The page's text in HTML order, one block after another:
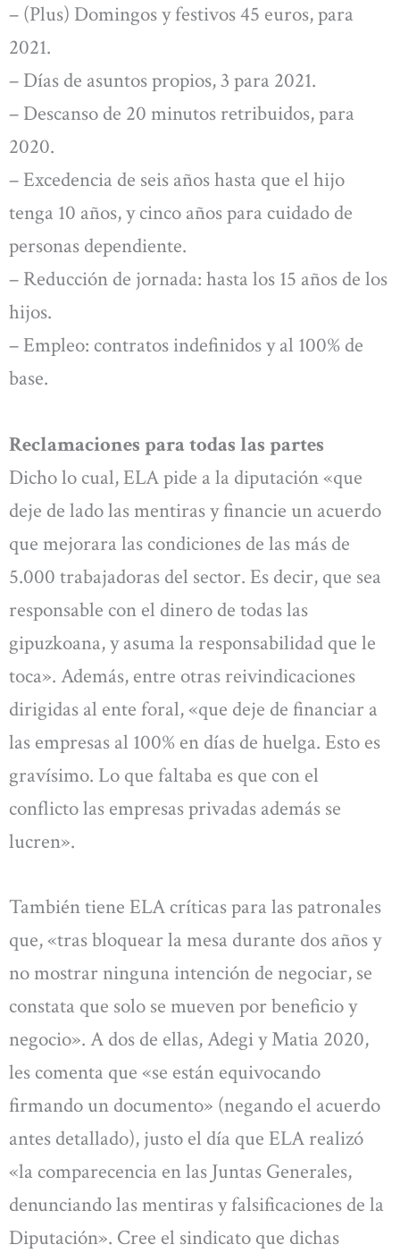
– (Plus) Domingos y festivos 45 euros, para
2021.
– Días de asuntos propios, 3 para 2021.
– Descanso de 20 minutos retribuidos, para
2020.
– Excedencia de seis años hasta que el hijo
tenga 10 años, y cinco años para cuidado de
personas dependiente.
– Reducción de jornada: hasta los 15 años de los
hijos.
– Empleo: contratos indefinidos y al 100% de
base.
Reclamaciones para todas las partes
Dicho lo cual, ELA pide a la diputación «que
deje de lado las mentiras y financie un acuerdo
que mejorara las condiciones de las más de
5.000 trabajadoras del sector. Es decir, que sea
responsable con el dinero de todas las
gipuzkoana, y asuma la responsabilidad que le
toca». Además, entre otras reivindicaciones
dirigidas al ente foral, «que deje de financiar a
las empresas al 100% en días de huelga. Esto es
gravísimo. Lo que faltaba es que con el
conflicto las empresas privadas además se
lucren».
También tiene ELA críticas para las patronales
que, «tras bloquear la mesa durante dos años y
no mostrar ninguna intención de negociar, se
constata que solo se mueven por beneficio y
negocio». A dos de ellas, Adegi y Matia 2020,
les comenta que «se están equivocando
firmando un documento» (negando el acuerdo
antes detallado), justo el día que ELA realizó
«la comparecencia en las Juntas Generales,
denunciando las mentiras y falsificaciones de la
Diputación». Cree el sindicato que dichas